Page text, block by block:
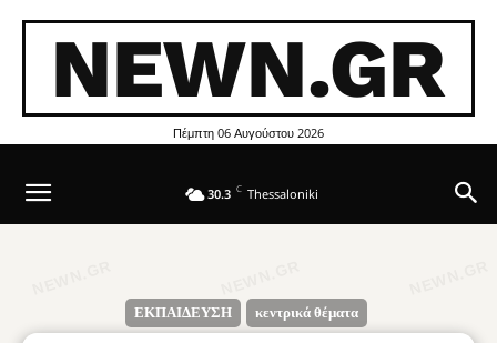
NEWN.GR
Πέμπτη 06 Αυγούστου 2026
30.3 C Thessaloniki
ΕΚΠΑΙΔΕΥΣΗ κεντρικά θέματα